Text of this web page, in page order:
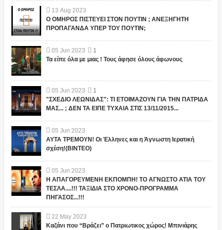
13 Aug 2023
Ο ΟΜΗΡΟΣ ΠΙΣΤΕΥΕΙ ΣΤΟΝ ΠΟΥΤΙΝ ; ΑΝΕΞΗΓΗΤΗ
ΠΡΟΠΑΓΑΝΔΑ ΥΠΕΡ ΤΟΥ ΠΟΥΤΙΝ;
05 Jun 2023
1
Τα είπε όλα με μιας ! Τους άφησε όλους άφωνους
05 Jun 2023
1
"ΣΧΕΔΙΟ ΛΕΩΝΙΔΑΣ": ΤΙ ΕΤΟΙΜΑΖΟΥΝ ΓΙΑ ΤΗΝ ΠΑΤΡΙΔΑ
ΜΑΣ... ; ΔΕΝ ΤΑ ΕΙΠΕ ΤΥΧΑΙΑ ΣΤΙΣ 13/11/2015...
05 Jun 2023
ΑΥΤΑ ΤΡΕΜΟΥΝ! Οι Έλληνες και η Άγνωστη Ιερατική
σχέση!(ΒΙΝΤΕΟ)
05 Jun 2023
Η ΑΠΑΓΟΡΕΥΜΕΝΗ ΕΚΠΟΜΠΗ! ΤΟ ΑΓΝΩΣΤΟ ΑΤΙΑ ΤΟΥ
ΤΕΣΛΑ....!!! ΤΑΞΙΔΙΑ ΣΤΟ ΧΡΟΝΟ-ΠΡΟΓΡΑΜΜΑ
ΠΗΓΑΣΟΣ...!!!
22 May 2023
Καζάνι που “Βράζει” ο Πατριωτικος χώρος! Μπινιάρης